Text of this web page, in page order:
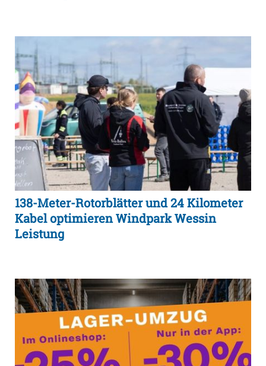
138-Meter-Rotorblätter und 24 Kilometer
Kabel optimieren Windpark Wessin
Leistung